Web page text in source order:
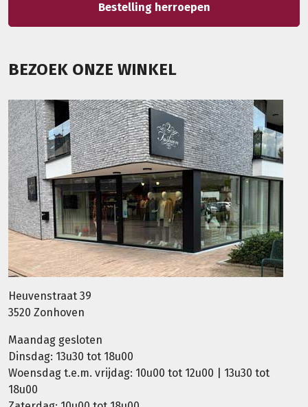
Bestelling herroepen
BEZOEK ONZE WINKEL
Heuvenstraat 39
3520 Zonhoven
Maandag gesloten
Dinsdag: 13u30 tot 18u00
Woensdag t.e.m. vrijdag: 10u00 tot 12u00 | 13u30 tot
18u00